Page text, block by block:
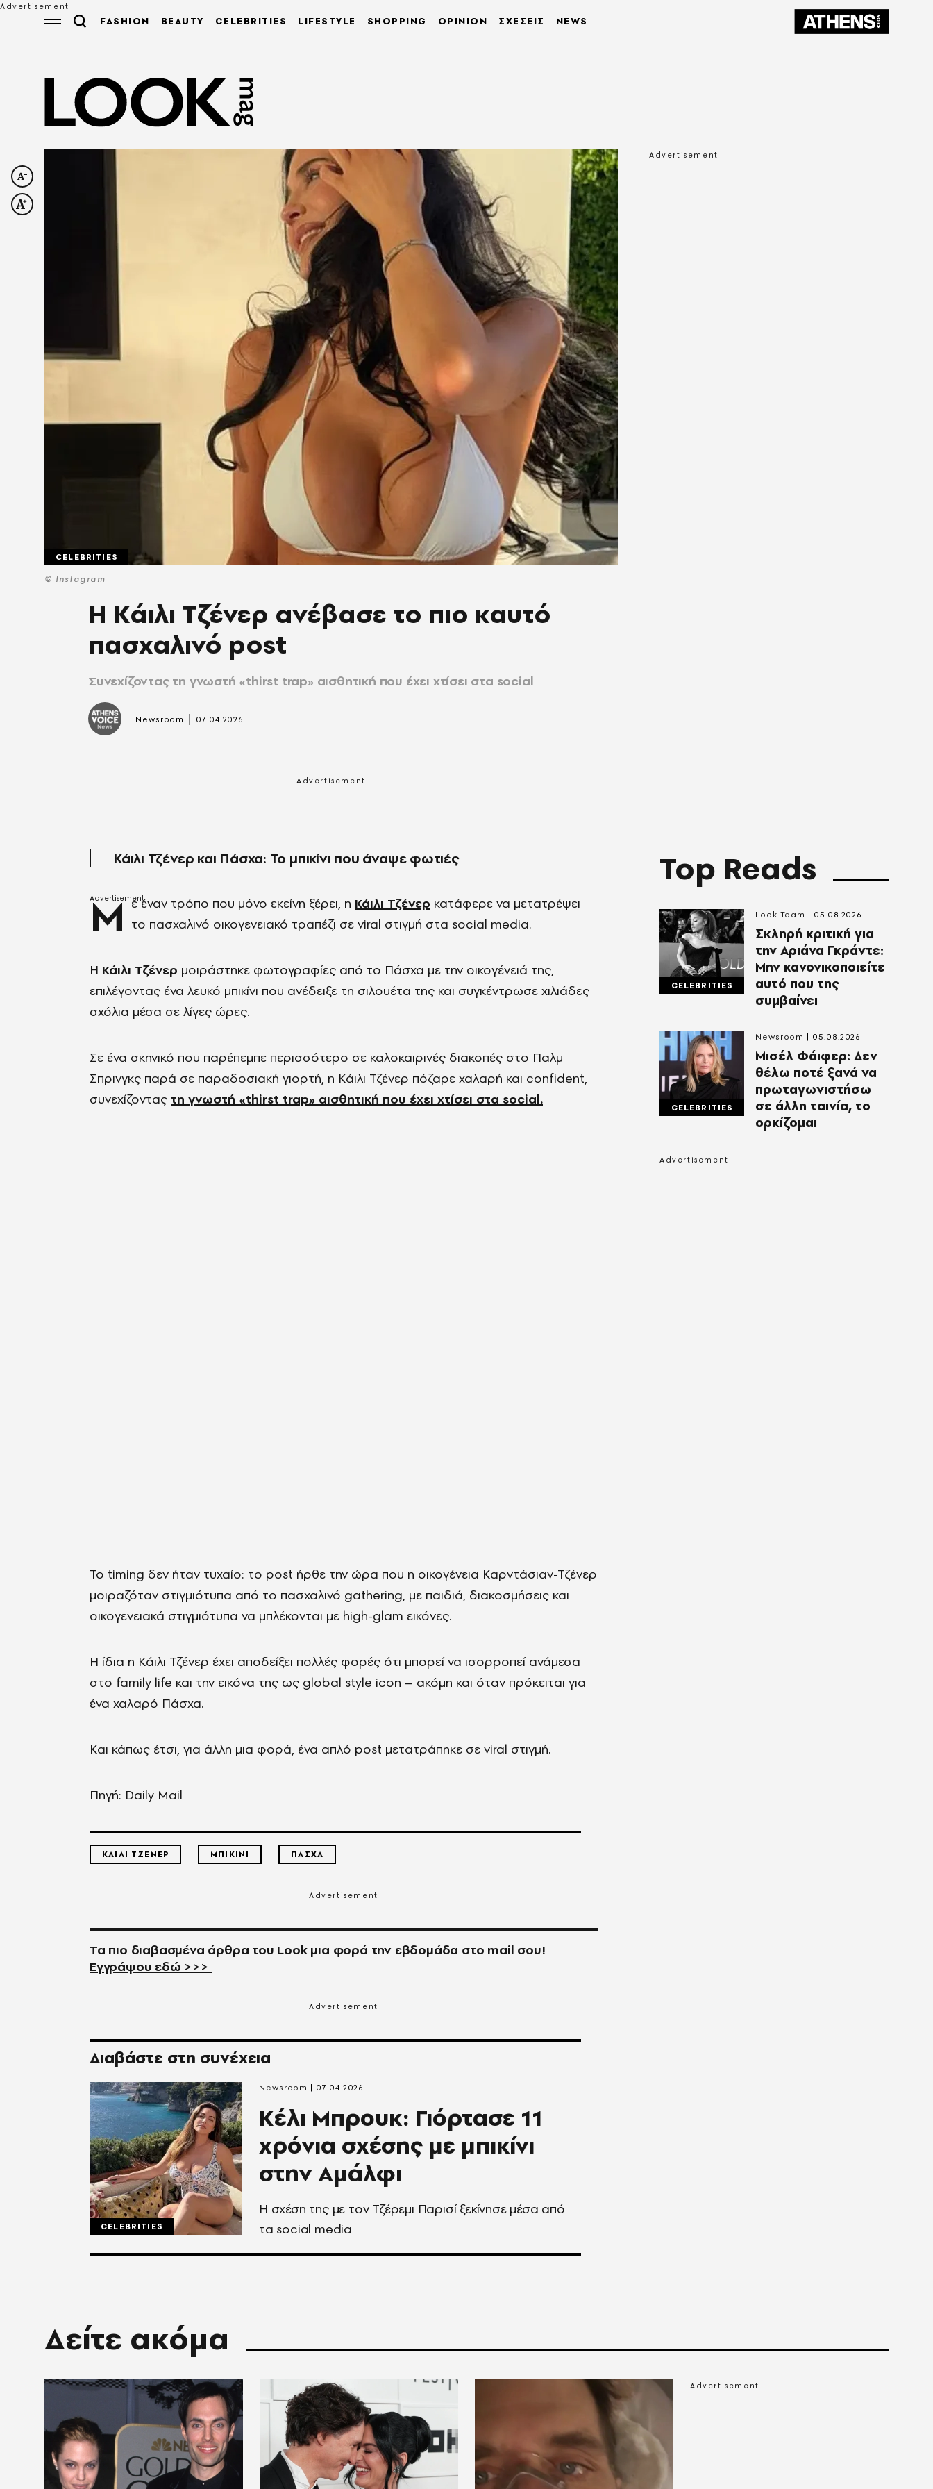
FASHION BEAUTY CELEBRITIES LIFESTYLE SHOPPING OPINION ΣΧΕΣΕΙΣ NEWS
© Instagram
CELEBRITIES
Η Κάιλι Τζένερ ανέβασε το πιο καυτό
πασχαλινό post
Συνεχίζοντας τη γνωστή «thirst trap» αισθητική που έχει χτίσει στα social
Newsroom 07.04.2026
Κάιλι Τζένερ και Πάσχα: Το μπικίνι που άναψε φωτιές
Μ ε έναν τρόπο που μόνο εκείνη ξέρει, η Κάιλι Τζένερ κατάφερε να μετατρέψει
το πασχαλινό οικογενειακό τραπέζι σε viral στιγμή στα social media.
Η Κάιλι Τζένερ μοιράστηκε φωτογραφίες από το Πάσχα με την οικογένειά της,
επιλέγοντας ένα λευκό μπικίνι που ανέδειξε τη σιλουέτα της και συγκέντρωσε χιλιάδες
σχόλια μέσα σε λίγες ώρες.
Σε ένα σκηνικό που παρέπεμπε περισσότερο σε καλοκαιρινές διακοπές στο Παλμ
Σπρινγκς παρά σε παραδοσιακή γιορτή, η Κάιλι Τζένερ πόζαρε χαλαρή και confident,
συνεχίζοντας τη γνωστή «thirst trap» αισθητική που έχει χτίσει στα social.
Το timing δεν ήταν τυχαίο: το post ήρθε την ώρα που η οικογένεια Καρντάσιαν-Τζένερ
μοιραζόταν στιγμιότυπα από το πασχαλινό gathering, με παιδιά, διακοσμήσεις και
οικογενειακά στιγμιότυπα να μπλέκονται με high-glam εικόνες.
Η ίδια η Κάιλι Τζένερ έχει αποδείξει πολλές φορές ότι μπορεί να ισορροπεί ανάμεσα
στο family life και την εικόνα της ως global style icon – ακόμη και όταν πρόκειται για
ένα χαλαρό Πάσχα.
Και κάπως έτσι, για άλλη μια φορά, ένα απλό post μετατράπηκε σε viral στιγμή.
Πηγή: Daily Mail
ΚΑΙΛΙ ΤΖΕΝΕΡ ΜΠΙΚΙΝΙ ΠΑΣΧΑ
Τα πιο διαβασμένα άρθρα του Look μια φορά την εβδομάδα στο mail σου!
Εγγράψου εδώ >>>
Διαβάστε στη συνέχεια
CELEBRITIES
Κέλι Μπρουκ: Γιόρτασε 11
χρόνια σχέσης με μπικίνι
στην Αμάλφι
Η σχέση της με τον Τζέρεμι Παρισί ξεκίνησε μέσα από
τα social media
Newsroom 07.04.2026
Top Reads
CELEBRITIES
Σκληρή κριτική για
την Αριάνα Γκράντε:
Μην κανονικοποιείτε
αυτό που της
συμβαίνει
Look Team 05.08.2026
CELEBRITIES
Μισέλ Φάιφερ: Δεν
θέλω ποτέ ξανά να
πρωταγωνιστήσω
σε άλλη ταινία, το
ορκίζομαι
Newsroom 05.08.2026
Δείτε ακόμα